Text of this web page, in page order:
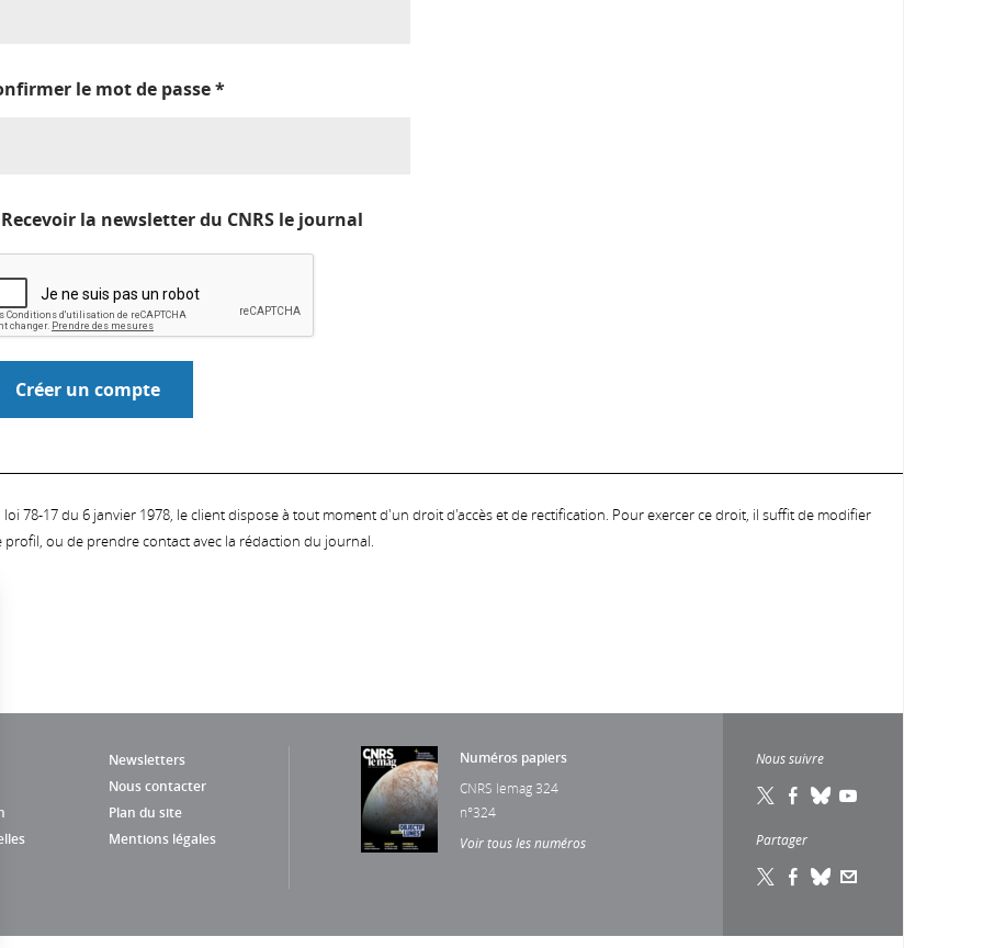
le mot de passe*
Recevoir la newsletter du CNRS le journal
78-17 du 6 janvier 1978, le client dispose à tout moment d'un droit d'accès et de rectification. Pour exercer ce droit, il suffit de modifier
ou de prendre contact avec la rédaction du journal.
Newsletters
Nous contacter
Plan du site
Mentions légales
Numéros papiers
CNRS lemag 324
n°324
Voir tous les numéros
Nous suivre
Partager